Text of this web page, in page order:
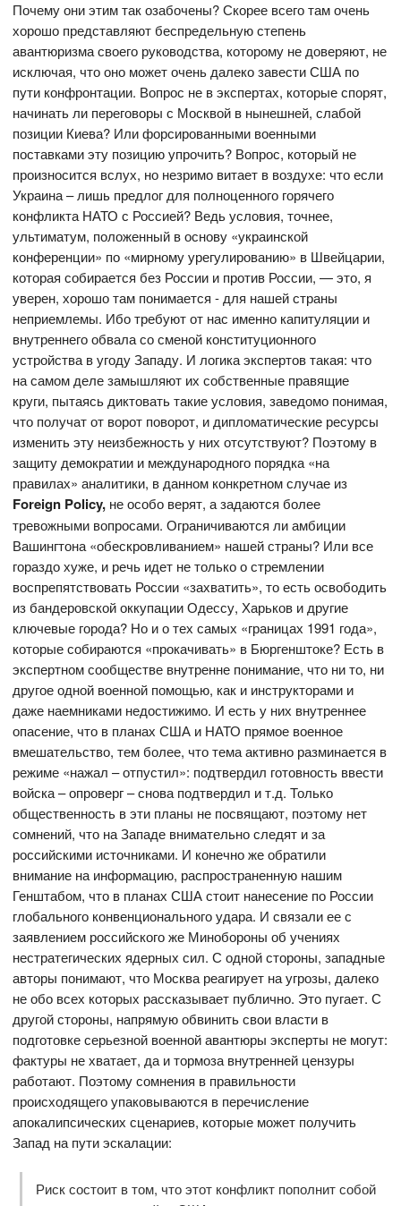
Почему они этим так озабочены? Скорее всего там очень
хорошо представляют беспредельную степень
авантюризма своего руководства, которому не доверяют, не
исключая, что оно может очень далеко завести США по
пути конфронтации. Вопрос не в экспертах, которые спорят,
начинать ли переговоры с Москвой в нынешней, слабой
позиции Киева? Или форсированными военными
поставками эту позицию упрочить? Вопрос, который не
произносится вслух, но незримо витает в воздухе: что если
Украина – лишь предлог для полноценного горячего
конфликта НАТО с Россией? Ведь условия, точнее,
ультиматум, положенный в основу «украинской
конференции» по «мирному урегулированию» в Швейцарии,
которая собирается без России и против России, — это, я
уверен, хорошо там понимается - для нашей страны
неприемлемы. Ибо требуют от нас именно капитуляции и
внутреннего обвала со сменой конституционного
устройства в угоду Западу. И логика экспертов такая: что
на самом деле замышляют их собственные правящие
круги, пытаясь диктовать такие условия, заведомо понимая,
что получат от ворот поворот, и дипломатические ресурсы
изменить эту неизбежность у них отсутствуют? Поэтому в
защиту демократии и международного порядка «на
правилах» аналитики, в данном конкретном случае из
Foreign Policy, не особо верят, а задаются более
тревожными вопросами. Ограничиваются ли амбиции
Вашингтона «обескровливанием» нашей страны? Или все
гораздо хуже, и речь идет не только о стремлении
воспрепятствовать России «захватить», то есть освободить
из бандеровской оккупации Одессу, Харьков и другие
ключевые города? Но и о тех самых «границах 1991 года»,
которые собираются «прокачивать» в Бюргенштоке? Есть в
экспертном сообществе внутренне понимание, что ни то, ни
другое одной военной помощью, как и инструкторами и
даже наемниками недостижимо. И есть у них внутреннее
опасение, что в планах США и НАТО прямое военное
вмешательство, тем более, что тема активно разминается в
режиме «нажал – отпустил»: подтвердил готовность ввести
войска – опроверг – снова подтвердил и т.д. Только
общественность в эти планы не посвящают, поэтому нет
сомнений, что на Западе внимательно следят и за
российскими источниками. И конечно же обратили
внимание на информацию, распространенную нашим
Генштабом, что в планах США стоит нанесение по России
глобального конвенционального удара. И связали ее с
заявлением российского же Минобороны об учениях
нестратегических ядерных сил. С одной стороны, западные
авторы понимают, что Москва реагирует на угрозы, далеко
не обо всех которых рассказывает публично. Это пугает. С
другой стороны, напрямую обвинить свои власти в
подготовке серьезной военной авантюры эксперты не могут:
фактуры не хватает, да и тормоза внутренней цензуры
работают. Поэтому сомнения в правильности
происходящего упаковываются в перечисление
апокалипсических сценариев, которые может получить
Запад на пути эскалации:
Риск состоит в том, что этот конфликт пополнит собой